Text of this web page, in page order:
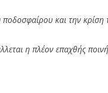
και την κρίση
η πλέον επαχθής